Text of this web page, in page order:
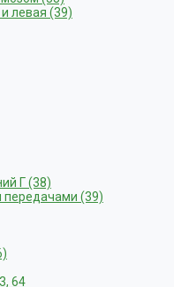
левая (39)
Г (38)
передачами (39)
64